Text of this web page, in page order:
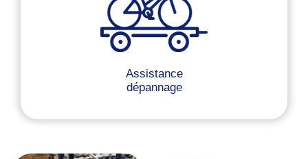
Assistance
dépannage